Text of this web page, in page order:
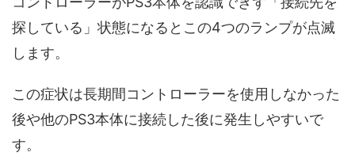
探している」状態になるとこの4つのランプが点滅
します。
この症状は長期間コントローラーを使用しなかった
後や他のPS3本体に接続した後に発生しやすいで
す。